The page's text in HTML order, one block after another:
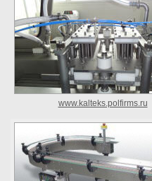
www.kalteks.polfirms.ru